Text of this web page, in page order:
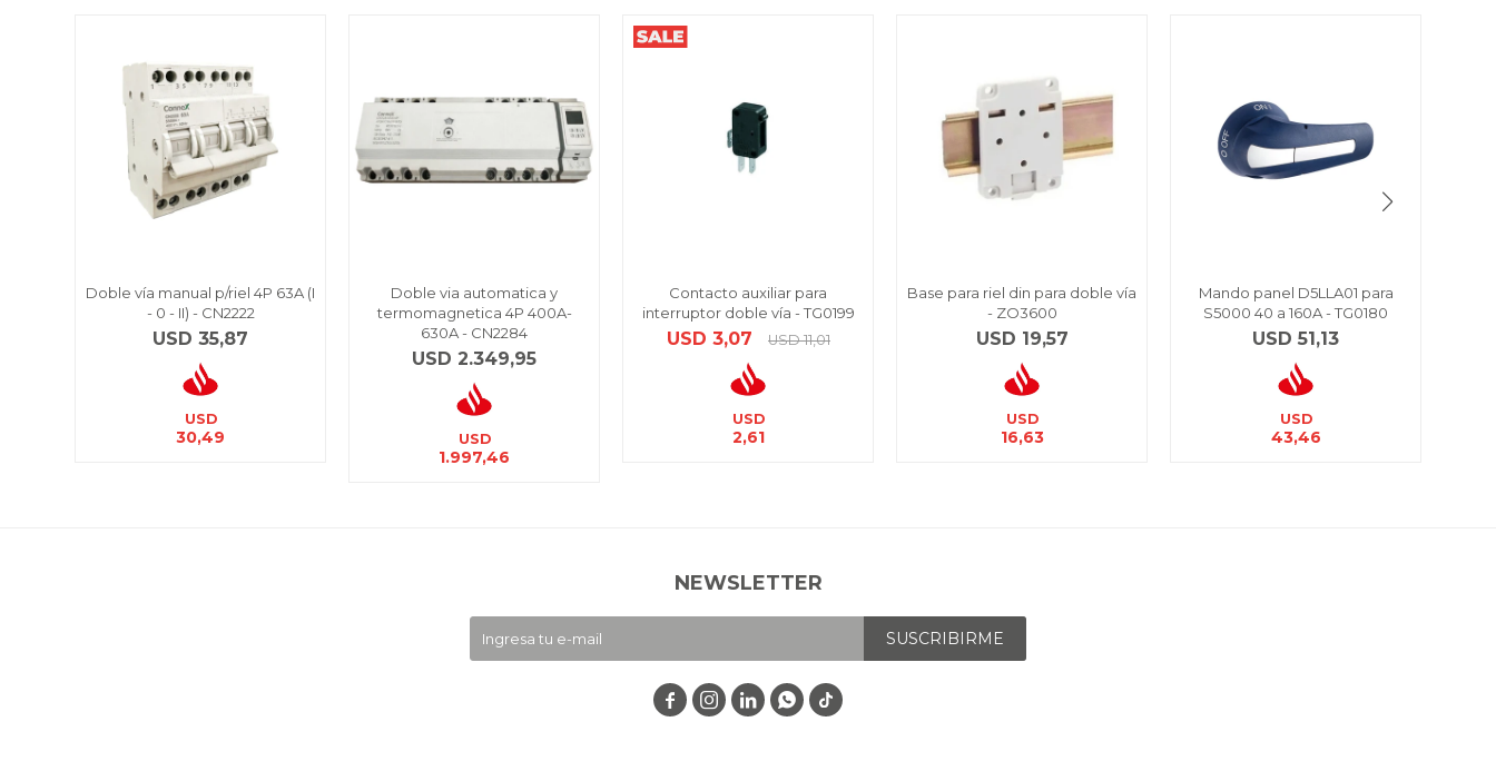
Doble vía manual p/riel 4P 63A (I
- 0 - II) - CN2222
USD 35,87
USD
30,49
Doble via automatica y
termomagnetica 4P 400A-
630A - CN2284
USD 2.349,95
USD
1.997,46
Contacto auxiliar para
interruptor doble vía - TG0199
USD 3,07 USD 11,01
USD
2,61
Base para riel din para doble vía
- ZO3600
USD 19,57
USD
16,63
Mando panel D5LLA01 para
S5000 40 a 160A - TG0180
USD 51,13
USD
43,46
NEWSLETTER
SUSCRIBIRME
   